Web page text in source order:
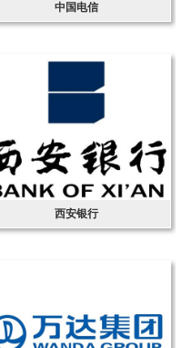
中国电信
西安银行